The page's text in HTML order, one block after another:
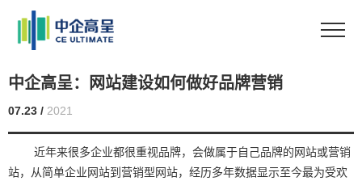
中企高呈：网站建设如何做好品牌营销
07.23 / 2021
近年来很多企业都很重视品牌，会做属于自己品牌的网站或营销
站，从简单企业网站到营销型网站，经历多年数据显示至今最为受欢